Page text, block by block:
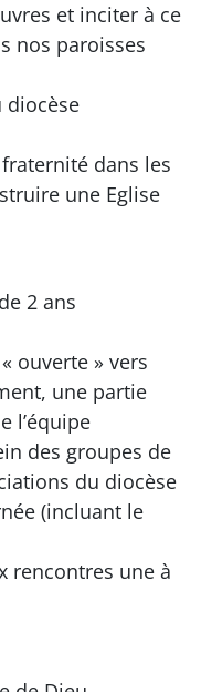
et inciter à ce
nos paroisses
diocèse
dans les
une Eglise
2 ans
ouverte » vers
une partie
l’équipe
des groupes de
du diocèse
(incluant le
rencontres une à